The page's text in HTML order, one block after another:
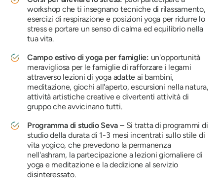
workshop che ti insegnano tecniche di rilassamento,
esercizi di respirazione e posizioni yoga per ridurre lo
stress e portare un senso di calma ed equilibrio nella
tua vita.
Campo estivo di yoga per famiglie: un'opportunità
meravigliosa per le famiglie di rafforzare i legami
attraverso lezioni di yoga adatte ai bambini,
meditazione, giochi all'aperto, escursioni nella natura,
attività artistiche creative e divertenti attività di
gruppo che avvicinano tutti.
Programma di studio Seva –Si tratta di programmi di
studio della durata di 1-3 mesi incentrati sullo stile di
vita yogico, che prevedono la permanenza
nell'ashram, la partecipazione a lezioni giornaliere di
yoga e meditazione e la dedizione al servizio
disinteressato.